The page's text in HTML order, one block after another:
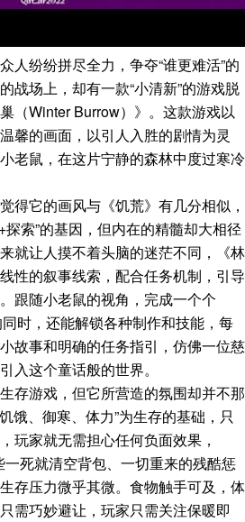
人纷纷拼尽全力，争夺“谁更难活”的
战场上，却有一款“小清新”的游戏脱
（Winter Burrow）》。这款游戏以
馨的画面，以引人入胜的剧情为灵
老鼠，在这片宁静的森林中度过寒冷
得它的画风与《饥荒》有几分相似，
索”的基因，但内在的精髓却大相径
就让人摸不着头脑的迷茫不同，《林
性的叙事线索，配合任务机制，引导
跟随小老鼠的视角，完成一个个
时，还能解锁各种制作和技能，每
故事和明确的任务指引，仿佛一位慈
入这个童话般的世界。
存游戏，但它所营造的氛围却并不那
饿、御寒、体力”为生存的基础，只
玩家就无需担心任何负面效果，
一死就清空背包、一切重来的残酷惩
存压力微乎其微。食物触手可及，体
需巧妙避让，玩家只需关注保暖即